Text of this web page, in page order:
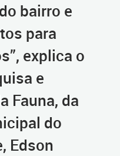
bairro e
para
explica o
e
Fauna, da
do
Edson